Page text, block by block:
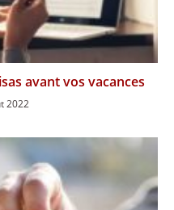
avant vos vacances
2022